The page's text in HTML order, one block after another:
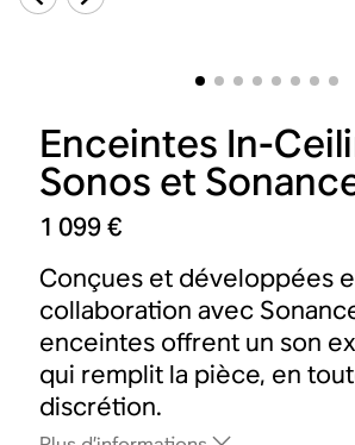
Enceintes In-
Sonos et
1 099 €
Conçues et développées
collaboration avec
enceintes offrent un son
qui remplit la pièce, en
discrétion.